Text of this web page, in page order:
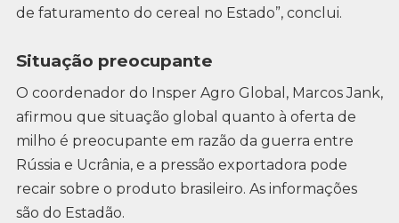
de faturamento do cereal no Estado”, conclui.
Situação preocupante
O coordenador do Insper Agro Global, Marcos Jank,
afirmou que situação global quanto à oferta de
milho é preocupante em razão da guerra entre
Rússia e Ucrânia, e a pressão exportadora pode
recair sobre o produto brasileiro. As informações
são do Estadão.